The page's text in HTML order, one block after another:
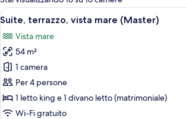
le
camere
Apri
tutte
le
foto
per
Suite,
terrazzo,
vista
Una camera
3
Suite, terrazzo, vista mare (Master)
Vista mare
54 m²
1 camera
Per 4 persone
1 letto king e 1 divano letto (matrimoniale)
Wi-Fi gratuito